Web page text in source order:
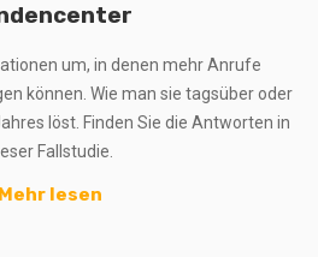
um, in denen mehr Anrufe
können. Wie man sie tagsüber oder
löst. Finden Sie die Antworten in
Fallstudie.
Mehr lesen